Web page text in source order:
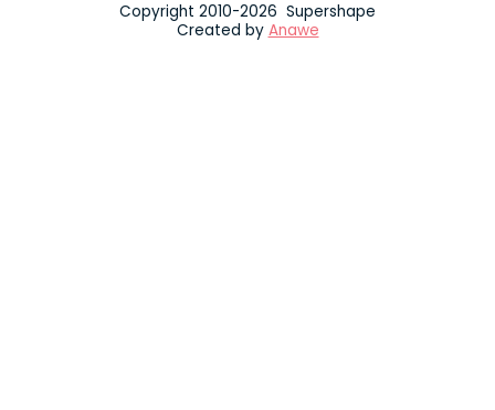
Copyright 2010-2026 Supershape
Created by Anawe